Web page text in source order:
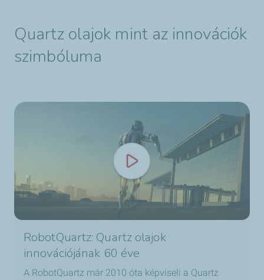
Quartz olajok mint az innovációk
szimbóluma
RobotQuartz: Quartz olajok
innovációjának 60 éve
A RobotQuartz már 2010 óta képviseli a Quartz